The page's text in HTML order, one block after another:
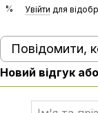
% Увійти для
Повідомити,
Новий відгук